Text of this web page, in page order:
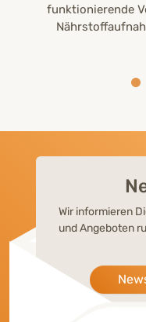
funktionierende
Wir informieren
und Angeboten